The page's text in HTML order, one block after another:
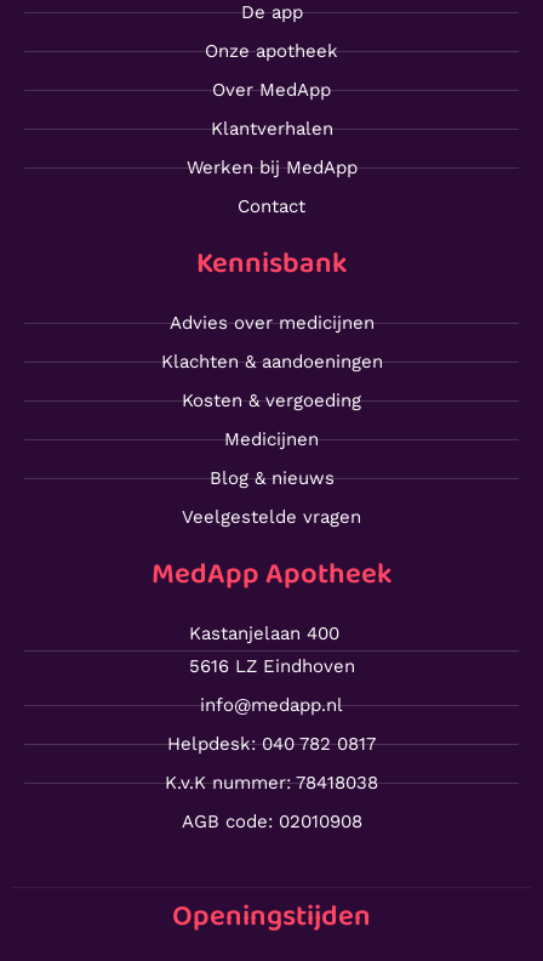
De app
Onze apotheek
Over MedApp
Klantverhalen
Werken bij MedApp
Contact
Kennisbank
Advies over medicijnen
Klachten & aandoeningen
Kosten & vergoeding
Medicijnen
Blog & nieuws
Veelgestelde vragen
MedApp Apotheek
Kastanjelaan 400
5616 LZ Eindhoven
info@medapp.nl
Helpdesk: 040 782 0817
K.v.K nummer: 78418038
AGB code: 02010908
Openingstijden